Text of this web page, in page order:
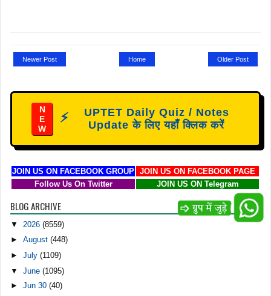
Newer Post Older Post
Home
N
E
W
⚡
UPTET Daily Quiz / Notes
Update के लिए यहाँ क्लिक करें
JOIN US ON FACEBOOK GROUP
JOIN US ON FACEBOOK PAGE
Follow Us On Twitter
JOIN US ON Telegram
BLOG ARCHIVE
▼2026(8559)
►August(448)
►July(1109)
▼June(1095)
►Jun 30(40)